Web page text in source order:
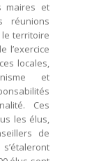
maires et
réunions
territoire
l’exercice
locales,
et
Ces
les élus,
de